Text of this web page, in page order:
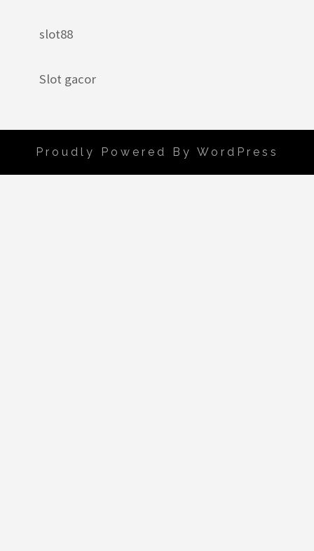
slot88
Slot gacor
Proudly Powered By WordPress